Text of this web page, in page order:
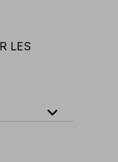
LES
expand_less